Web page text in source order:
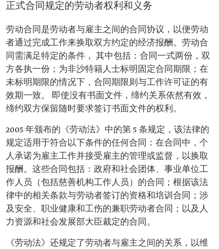
正式合同规定的劳动者权利和义务
劳动合同是劳动者与雇主之间的合同协议，以便劳动
者通过完成工作来换取双方约定的经济报酬。劳动合
同需满足特定的条件， 其中包括：合同一式两份，双
方各执一份；为非沙特籍人士标明固定合同期限；在
未标明期限的情况下，合同期限则与工作许可证的有
效期一致。 即使没有书面文件，缔约关系依然有效，
缔约双方保留随时要求签订书面文件的权利。
2005 年颁布的《劳动法》中的第 5 条规定，该法律的
规定适用于符合以下条件的任何合同：在合同中，个
人承诺为雇主工作并接受雇主的管理或监督，以换取
报酬。这些合同包括：政府和社会团体、事业单位工
作人员（包括慈善机构工作人员）的合同；根据该法
律中的相关条款与劳动者签订的资格和培训合同；涉
及安全、职业健康和工伤的兼职劳动者合同；以及人
力资源和社会发展部大臣裁定的合同。
《劳动法》还规定了劳动者与雇主之间的关系，以维